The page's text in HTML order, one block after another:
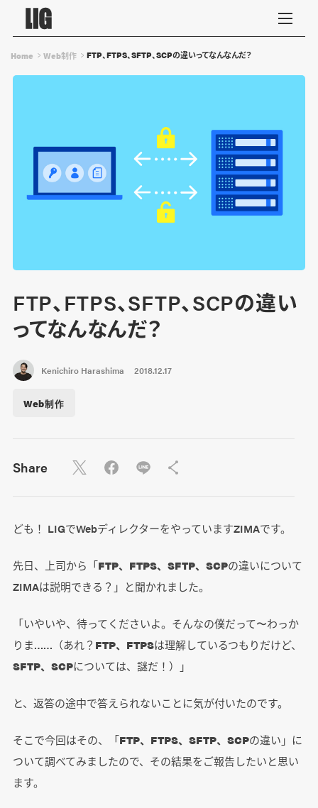
Home Web制作 FTP、FTPS、SFTP、SCPの違いってなんなんだ？
FTP、FTPS、SFTP、SCPの違い
ってなんなんだ？
Kenichiro Harashima 2018.12.17
Web制作
Share
ども！ LIGでWebディレクターをやっていますZIMAです。
先日、上司から「FTP、FTPS、SFTP、SCPの違いについて
ZIMAは説明できる？」と聞かれました。
「いやいや、待ってくださいよ。そんなの僕だって〜わっか
りま……（あれ？ FTP、FTPSは理解しているつもりだけど、
SFTP、SCPについては、謎だ！）」
と、返答の途中で答えられないことに気が付いたのです。
そこで今回はその、「FTP、FTPS、SFTP、SCPの違い」に
ついて調べてみましたので、その結果をご報告したいと思い
ます。